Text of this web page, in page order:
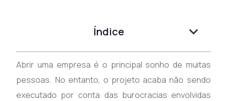
Índice
Abrir uma empresa é o principal sonho de muitas
pessoas. No entanto, o projeto acaba não sendo
executado por conta das burocracias envolvidas